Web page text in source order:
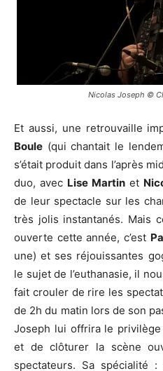
Nicolas Joseph ©
Et aussi, une retrouvaille
Boule (qui chantait le
s’était produit dans l’après
duo, avec Lise Martin et
de leur spectacle sur les
très jolis instantanés. Mais
ouverte cette année, c’est
une) et ses réjouissantes
le sujet de l’euthanasie, il
fait crouler de rire les
de 2h du matin lors de son
Joseph lui offrira le
et de clôturer la scène
spectateurs. Sa spécialité